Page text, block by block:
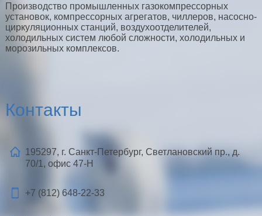
Производство промышленных газокомпрессорных
установок, компрессорных агрегатов, чиллеров, насосно-
циркуляционных станций, воздухоотделителей,
холодильных систем любой сложности, холодильных и
морозильных комплексов.
Контакты
195297, г. Санкт-Петербург, Светлановский пр., д.
70/1, офис 47-Н
+7 (812) 648-22-33